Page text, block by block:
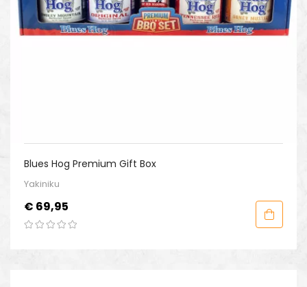
Blues Hog Premium Gift Box
Yakiniku
Prijs
€ 69,95